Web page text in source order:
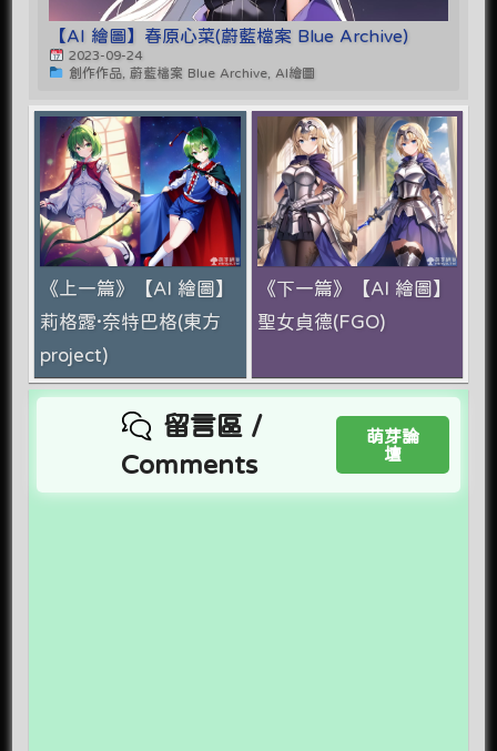
【AI 繪圖】春原心菜(蔚藍檔案 Blue Archive)
2023-09-24
創作作品, 蔚藍檔案 Blue Archive, AI繪圖
《上一篇》【AI 繪圖】
莉格露·奈特巴格(東方
project)
《下一篇》【AI 繪圖】
聖女貞德(FGO)
留言區 /
Comments
萌芽論
壇